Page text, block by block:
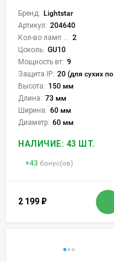
Бренд: Lightstar
Артикул: 204640
2
Цоколь: GU10
Мощность вт: 9
Защита IP: 20 (для сухих пом.)
Высота: 150 мм
Длина: 73 мм
Ширина: 60 мм
Диаметр: 60 мм
НАЛИЧИЕ: 43 ШТ.
+43 бонус(ов)
2 199 ₽